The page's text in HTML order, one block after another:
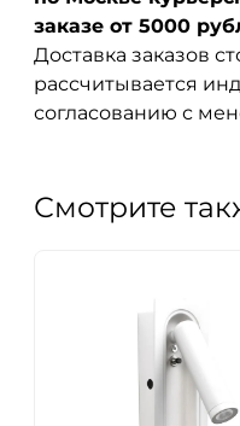
заказе от 5000
Доставка заказов
рассчитывается
согласованию с
Смотрите